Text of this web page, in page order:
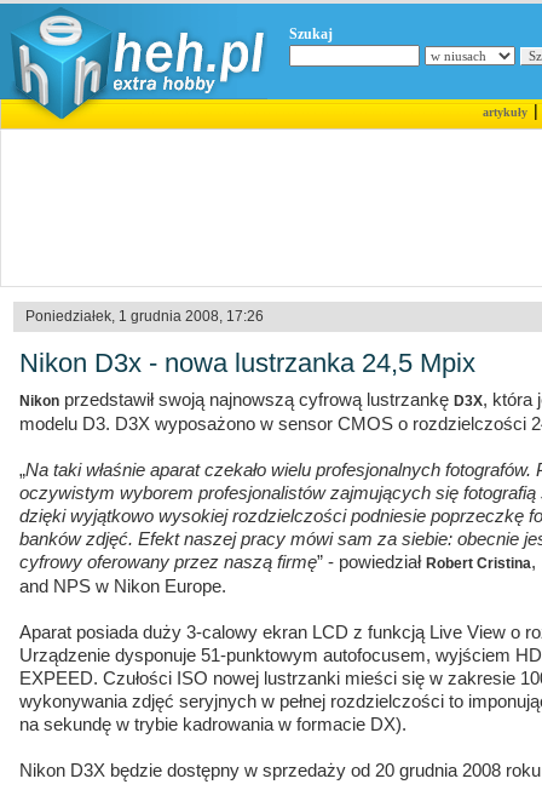
Szukaj
artykuły|
Poniedziałek, 1 grudnia 2008, 17:26
Nikon D3x - nowa lustrzanka 24,5 Mpix
Nikon przedstawił swoją najnowszą cyfrową lustrzankę D3X, która
modelu D3. D3X wyposażono w sensor CMOS o rozdzielczości
„Na taki właśnie aparat czekało wielu profesjonalnych
oczywistym wyborem profesjonalistów zajmujących się
dzięki wyjątkowo wysokiej rozdzielczości podniesie poprzeczkę
banków zdjęć. Efekt naszej pracy mówi sam za siebie: obecnie
cyfrowy oferowany przez naszą firmę” - powiedział Robert Cristina,
and NPS w Nikon Europe.
Aparat posiada duży 3-calowy ekran LCD z funkcją Live View o
Urządzenie dysponuje 51-punktowym autofocusem, wyjściem
EXPEED. Czułości ISO nowej lustrzanki mieści się w zakresie
wykonywania zdjęć seryjnych w pełnej rozdzielczości to
na sekundę w trybie kadrowania w formacie DX).
Nikon D3X będzie dostępny w sprzedaży od 20 grudnia 2008